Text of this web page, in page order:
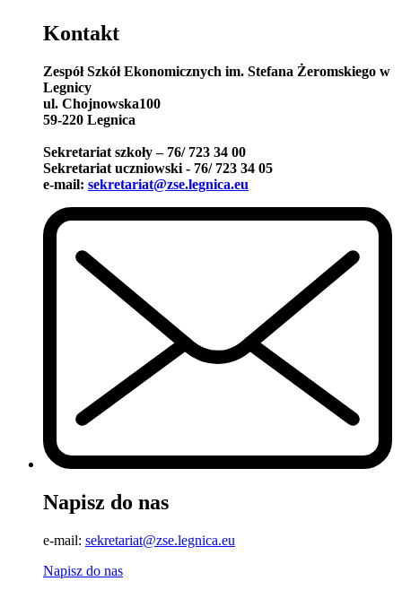
Kontakt
Zespół Szkół Ekonomicznych im. Stefana Żeromskiego w
Legnicy
ul. Chojnowska100
59-220 Legnica
Sekretariat szkoły – 76/ 723 34 00
Sekretariat uczniowski - 76/ 723 34 05
e-mail: sekretariat@zse.legnica.eu
Napisz do nas
e-mail: sekretariat@zse.legnica.eu
Napisz do nas